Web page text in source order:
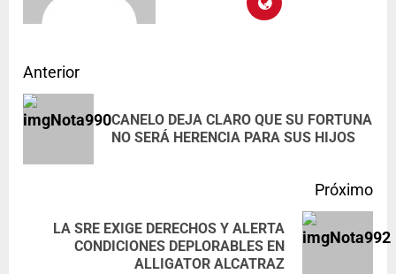
Anterior
CANELO DEJA CLARO QUE SU FORTUNA
NO SERÁ HERENCIA PARA SUS HIJOS
Próximo
LA SRE EXIGE DERECHOS Y ALERTA
CONDICIONES DEPLORABLES EN
ALLIGATOR ALCATRAZ